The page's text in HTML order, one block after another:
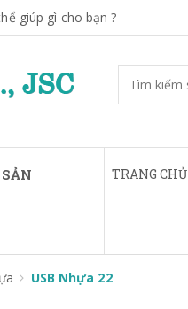
giúp gì cho bạn ?
TRANG CHỦ
USB Nhựa 22